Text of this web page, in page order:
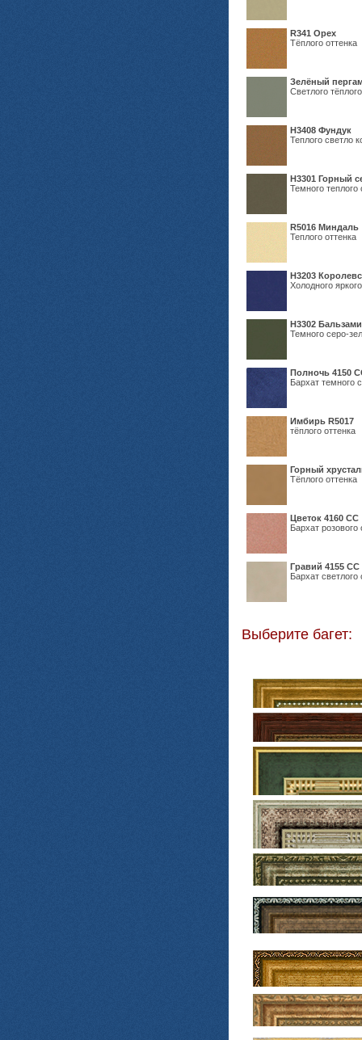
R341 Орех
Тёплого оттенка
Зелёный
Светлого
Н3408 Фундук
Теплого светло
Н3301 Горный
Темного теплого
R5016 Миндаль
Теплого оттенка
Н3203
Холодного
Н3302
Темного серо-
Полночь 4150
Бархат темного
Имбирь R5017
тёплого оттенка
Горный
Тёплого оттенка
Цветок 4160 СС
Бархат розового
Гравий 4155 СС
Бархат светлого
Выберите багет: